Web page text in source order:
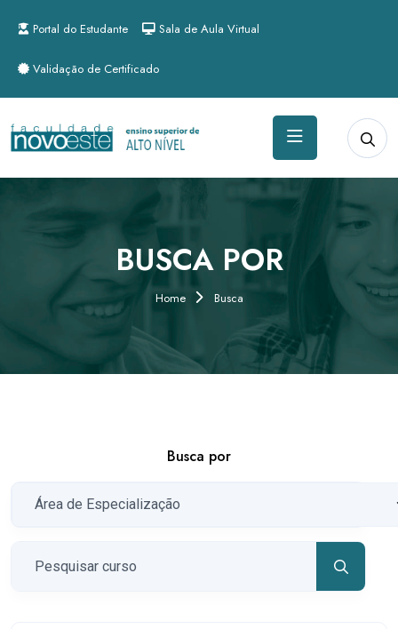
Portal do Estudante Sala de Aula Virtual
Validação de Certificado
BUSCA POR
Home Busca
Busca por